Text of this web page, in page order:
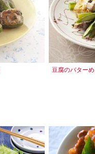
豆腐のバター